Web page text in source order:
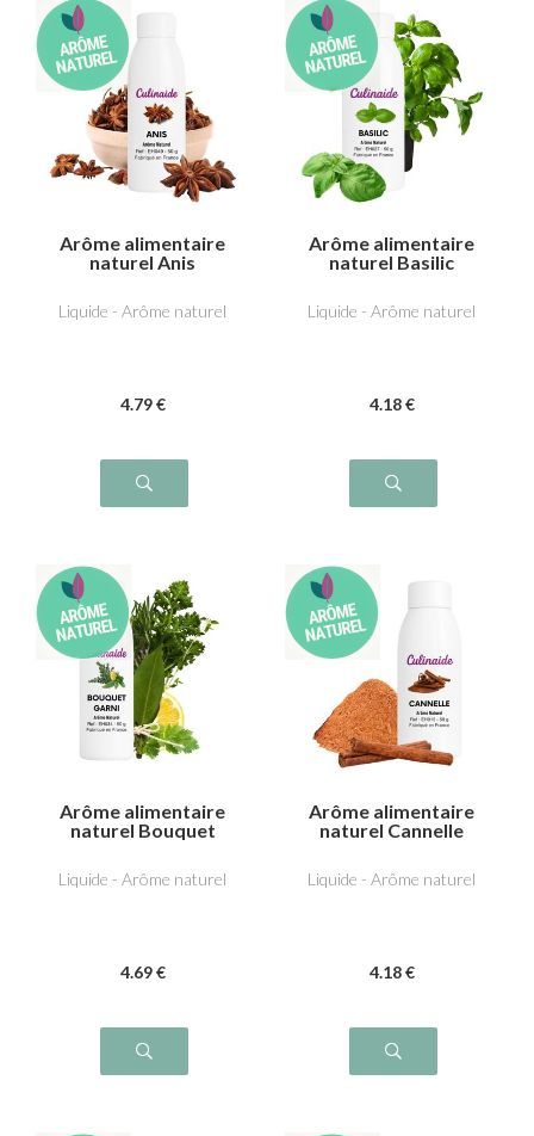
Arôme alimentaire
naturel Anis
Liquide - Arôme naturel
4.79 €
Arôme alimentaire
naturel Basilic
Liquide - Arôme naturel
4.18 €
Arôme alimentaire
naturel Bouquet
Liquide - Arôme naturel
4.69 €
Arôme alimentaire
naturel Cannelle
Liquide - Arôme naturel
4.18 €